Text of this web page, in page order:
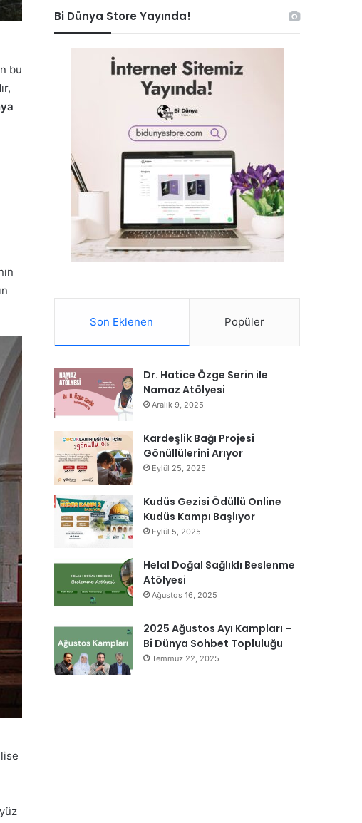
bu
Bi Dünya Store Yayında!
Son Eklenen Popüler
Dr. Hatice Özge Serin ile
Namaz Atölyesi
Aralık 9, 2025
Kardeşlik Bağı Projesi
Gönüllülerini Arıyor
Eylül 25, 2025
Kudüs Gezisi Ödüllü Online
Kudüs Kampı Başlıyor
Eylül 5, 2025
Helal Doğal Sağlıklı Beslenme
Atölyesi
Ağustos 16, 2025
2025 Ağustos Ayı Kampları –
Bi Dünya Sohbet Topluluğu
Temmuz 22, 2025